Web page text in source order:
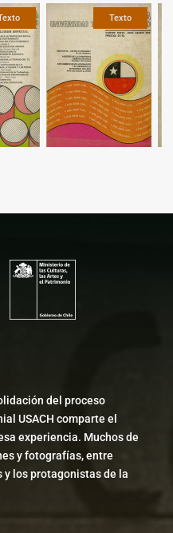
Texto
del proceso
USACH comparte el
experiencia. Muchos de
y fotografías, entre
y los protagonistas de la